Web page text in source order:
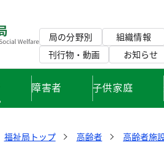
局の分野別 組織情報
刊行物・動画
お知らせ
障害者 子供家庭
福祉局トップ 高齢者 高齢者施